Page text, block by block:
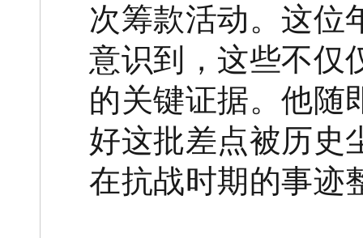
次筹款活动。这位
意识到，这些不仅
的关键证据。他随
好这批差点被历史
在抗战时期的事迹